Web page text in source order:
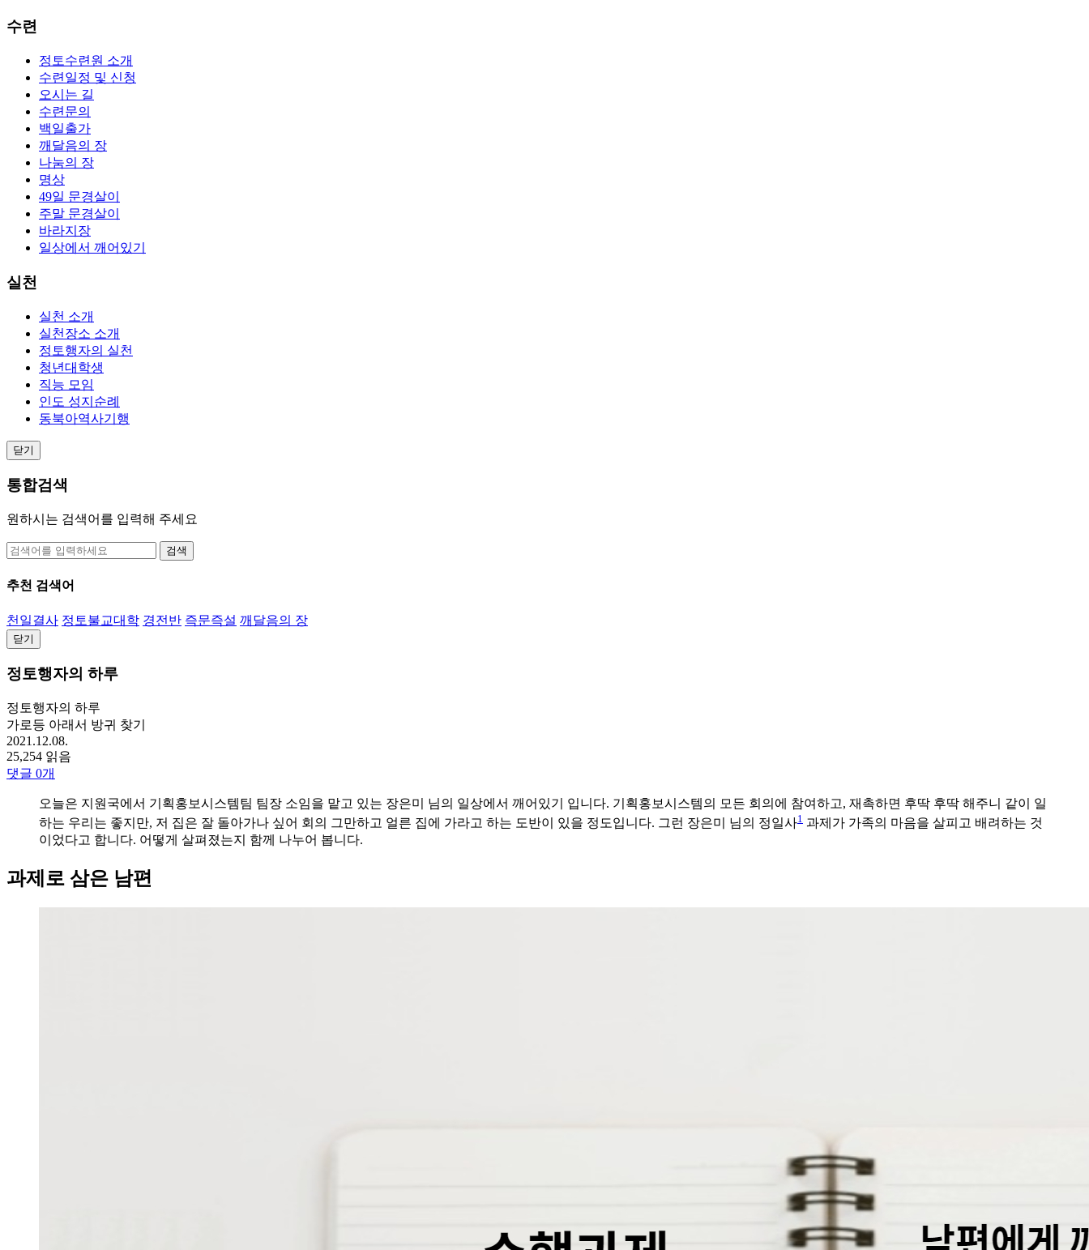
수련
정토수련원 소개
수련일정 및 신청
오시는 길
수련문의
백일출가
깨달음의 장
나눔의 장
명상
49일 문경살이
주말 문경살이
바라지장
일상에서 깨어있기
실천
실천 소개
실천장소 소개
정토행자의 실천
청년대학생
직능 모임
인도 성지순례
동북아역사기행
닫기
통합검색
원하시는 검색어를 입력해 주세요
검색
추천 검색어
천일결사 정토불교대학 경전반 즉문즉설 깨달음의 장
닫기
정토행자의 하루
정토행자의 하루
가로등 아래서 방귀 찾기
2021.12.08.
25,254 읽음
댓글 0개
오늘은 지원국에서 기획홍보시스템팀 팀장 소임을 맡고 있는 장은미 님의 일상에서 깨어있기 입니다. 기획홍보시스템의 모든 회의에 참여하고, 재촉하면 후딱 후딱 해주니 같이 일
하는 우리는 좋지만, 저 집은 잘 돌아가나 싶어 회의 그만하고 얼른 집에 가라고 하는 도반이 있을 정도입니다. 그런 장은미 님의 정일사1 과제가 가족의 마음을 살피고 배려하는 것
이었다고 합니다. 어떻게 살펴졌는지 함께 나누어 봅니다.
과제로 삼은 남편